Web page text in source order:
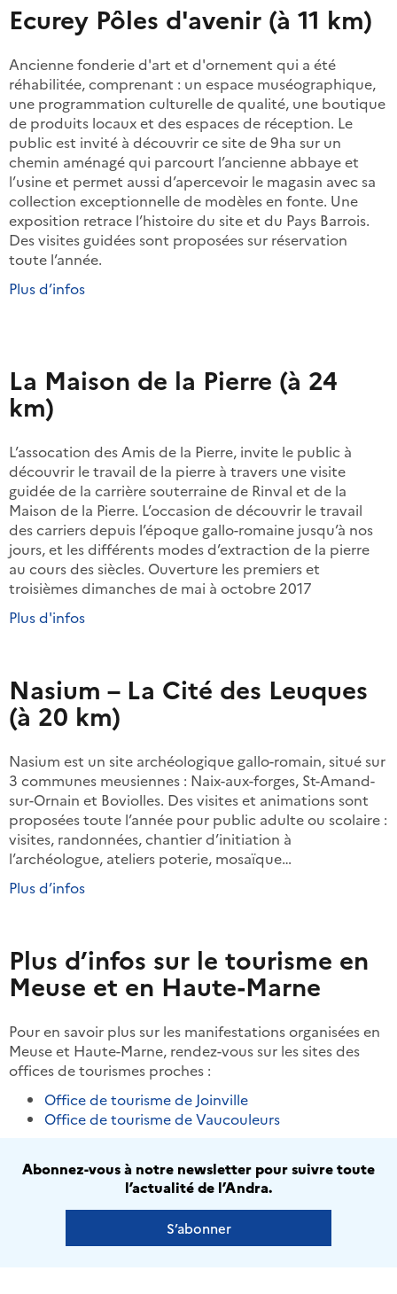
Ecurey Pôles d'avenir (à 11 km)
Ancienne fonderie d'art et d'ornement qui a été
réhabilitée, comprenant : un espace muséographique,
une programmation culturelle de qualité, une boutique
de produits locaux et des espaces de réception. Le
public est invité à découvrir ce site de 9ha sur un
chemin aménagé qui parcourt l’ancienne abbaye et
l’usine et permet aussi d’apercevoir le magasin avec sa
collection exceptionnelle de modèles en fonte. Une
exposition retrace l’histoire du site et du Pays Barrois.
Des visites guidées sont proposées sur réservation
toute l’année.
Plus d’infos
La Maison de la Pierre (à 24
km)
L’assocation des Amis de la Pierre, invite le public à
découvrir le travail de la pierre à travers une visite
guidée de la carrière souterraine de Rinval et de la
Maison de la Pierre. L’occasion de découvrir le travail
des carriers depuis l’époque gallo-romaine jusqu’à nos
jours, et les différents modes d’extraction de la pierre
au cours des siècles. Ouverture les premiers et
troisièmes dimanches de mai à octobre 2017
Plus d'infos
Nasium – La Cité des Leuques
(à 20 km)
Nasium est un site archéologique gallo-romain, situé sur
3 communes meusiennes : Naix-aux-forges, St-Amand-
sur-Ornain et Boviolles. Des visites et animations sont
proposées toute l’année pour public adulte ou scolaire :
visites, randonnées, chantier d’initiation à
l’archéologue, ateliers poterie, mosaïque…
Plus d’infos
Plus d’infos sur le tourisme en
Meuse et en Haute-Marne
Pour en savoir plus sur les manifestations organisées en
Meuse et Haute-Marne, rendez-vous sur les sites des
offices de tourismes proches :
Office de tourisme de Joinville
Office de tourisme de Vaucouleurs
Abonnez-vous à notre newsletter pour suivre toute
l’actualité de l’Andra.
S’abonner